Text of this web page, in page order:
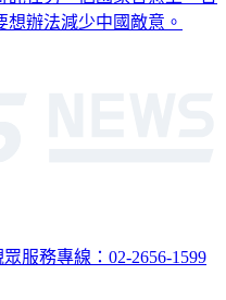
辦法減少中國敵意。
眾服務專線：02-2656-1599